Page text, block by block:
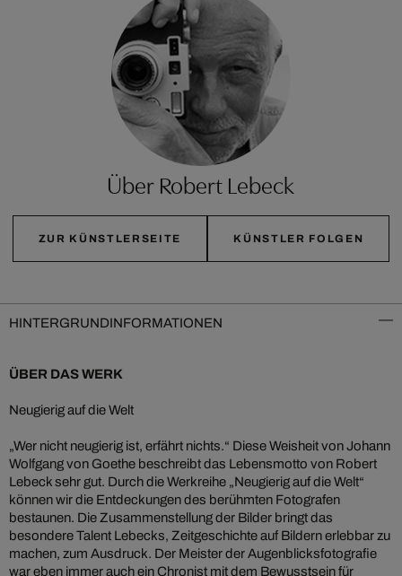
Über Robert Lebeck
ZUR KÜNSTLERSEITE KÜNSTLER FOLGEN
HINTERGRUNDINFORMATIONEN
ÜBER DAS WERK
Neugierig auf die Welt
„Wer nicht neugierig ist, erfährt nichts.“ Diese Weisheit von Johann
Wolfgang von Goethe beschreibt das Lebensmotto von Robert
Lebeck sehr gut. Durch die Werkreihe „Neugierig auf die Welt“
können wir die Entdeckungen des berühmten Fotografen
bestaunen. Die Zusammenstellung der Bilder bringt das
besondere Talent Lebecks, Zeitgeschichte auf Bildern erlebbar zu
machen, zum Ausdruck. Der Meister der Augenblicksfotografie
war eben immer auch ein Chronist mit dem Bewusstsein für